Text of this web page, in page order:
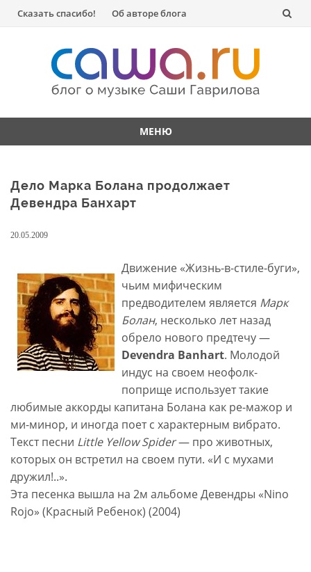
Перейти
содержанию
Сказать спасибо! Об авторе блога
МЕНЮ
содержанию
Дело Марка Болана продолжает
Девендра Банхарт
20.05.2009
Движение «Жизнь-в-стиле-буги»,
чьим мифическим
предводителем является Марк
Болан, несколько лет назад
обрело нового предтечу —
Devendra Banhart. Молодой
индус на своем неофолк-
поприще использует такие
любимые аккорды капитана Болана как ре-мажор и
ми-минор, и иногда поет с характерным вибрато.
Текст песни Little Yellow Spider— про животных,
которых он встретил на своем пути. «И с мухами
дружил!..».
Эта песенка вышла на 2м альбоме Девендры «Nino
Rojo» (Красный Ребенок) (2004)